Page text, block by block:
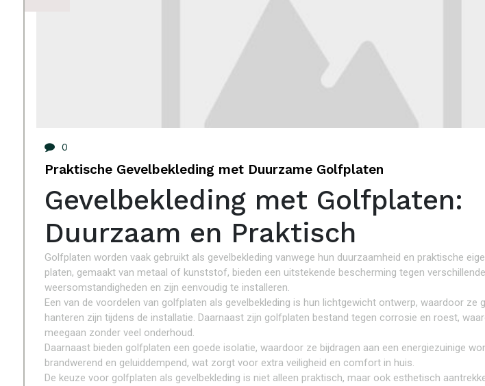
0
Praktische Gevelbekleding met Duurzame Golfplaten
Gevelbekleding met Golfplaten:
Duurzaam en Praktisch
Golfplaten worden vaak gebruikt als gevelbekleding vanwege hun duurzaamheid en praktische
platen, gemaakt van metaal of kunststof, bieden een uitstekende bescherming tegen verschillende
weersomstandigheden en zijn eenvoudig te installeren.
Een van de voordelen van golfplaten als gevelbekleding is hun lichtgewicht ontwerp, waardoor ze
hanteren zijn tijdens de installatie. Daarnaast zijn golfplaten bestand tegen corrosie en roest,
meegaan zonder veel onderhoud.
Daarnaast bieden golfplaten een goede isolatie, waardoor ze bijdragen aan een energiezuinige
brandwerend en geluiddempend, wat zorgt voor extra veiligheid en comfort in huis.
De keuze voor golfplaten als gevelbekleding is niet alleen praktisch, maar ook esthetisch